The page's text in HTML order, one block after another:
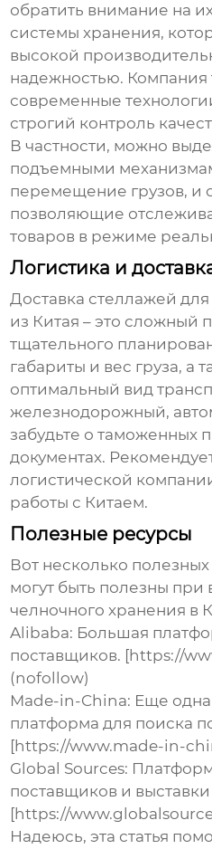
обратить внимание на
системы хранения,
высокой
надежностью. Компания
современные
строгий контроль
В частности, можно
подъемными
перемещение грузов, и
позволяющие
товаров в режиме
Логистика и
Доставка стеллажей
из Китая – это сложный
тщательного
габариты и вес груза, а
оптимальный вид
железнодорожный,
забудьте о таможенных
документах.
логистической
работы с Китаем.
Полезные ресурсы
Вот несколько
могут быть полезны при
челночного хранения в
Alibaba: Большая
поставщиков. [https://
(nofollow)
Made-in-China: Еще
платформа для поиска
[https://www.made-in-
Global Sources:
поставщиков и
[https://
Надеюсь, эта статья